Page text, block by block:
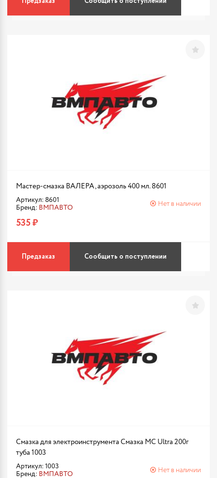
Мастер-смазка ВАЛЕРА, аэрозоль 400 мл. 8601
Артикул: 8601
Бренд: ВМПАВТО
Нет в наличии
535 ₽
Предзаказ Сообщить о поступлении
Смазка для электроинструмента Смазка МС Ultra 200г
туба 1003
Артикул: 1003
Бренд: ВМПАВТО
Нет в наличии